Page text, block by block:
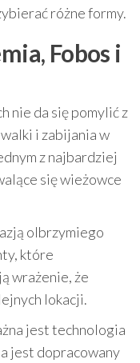
różne formy.
Fobos i
nie da się pomylić z
i zabijania w
z najbardziej
się wieżowce
olbrzymiego
które
wrażenie, że
lokacji.
jest technologia
jest dopracowany